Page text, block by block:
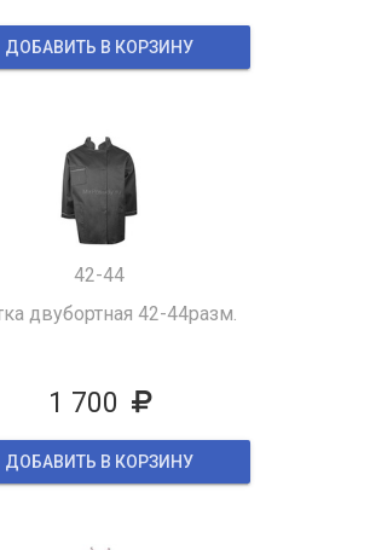
ДОБАВИТЬ В КОРЗИНУ
42-44
двубортная 42-44разм.
1 700
ДОБАВИТЬ В КОРЗИНУ